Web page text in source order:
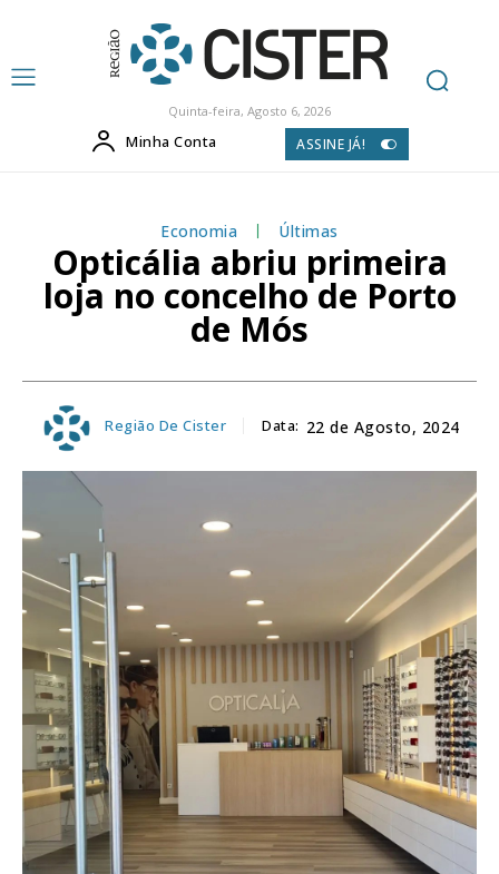
Quinta-feira, Agosto 6, 2026
Minha Conta ASSINE JÁ!
Economia Últimas
Opticália abriu primeira
loja no concelho de Porto
de Mós
Região De Cister Data: 22 de Agosto, 2024